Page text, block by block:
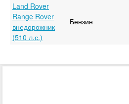
Land Rover
Range Rover
внедорожник
(510 л.с.)
Бензин